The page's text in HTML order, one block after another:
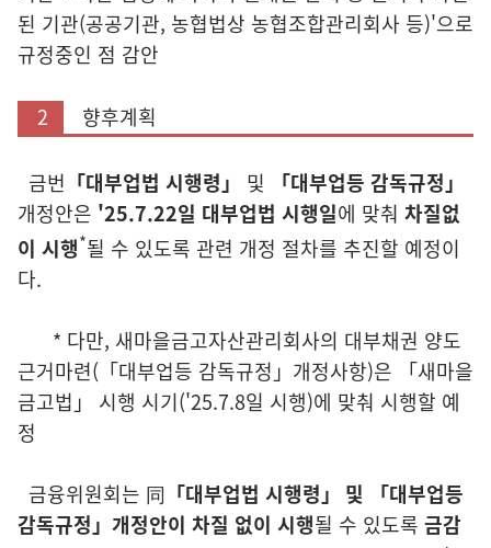
된 기관(공공기관, 농협법상 농협조합관리회사 등)'으로
규정중인 점 감안
2 향후계획
금번 「대부업법 시행령」 및 「대부업등 감독규정」
개정안은 '25.7.22일 대부업법 시행일에 맞춰 차질없
이 시행*될 수 있도록 관련 개정 절차를 추진할 예정이
다.
* 다만, 새마을금고자산관리회사의 대부채권 양도
근거마련(「대부업등 감독규정」개정사항)은
「새마을
금고법」 시행 시기('25.7.8일 시행)에 맞춰 시행할 예
정
금융위원회는 同 「대부업법 시행령」 및 「대부업등
감독규정」개정안이 차질 없이 시행될 수 있도록 금감